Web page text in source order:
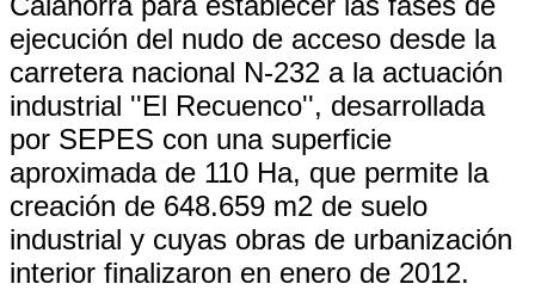
ejecución del nudo de acceso desde la
carretera nacional N-232 a la actuación
industrial ''El Recuenco'', desarrollada
por SEPES con una superficie
aproximada de 110 Ha, que permite la
creación de 648.659 m2 de suelo
industrial y cuyas obras de urbanización
interior finalizaron en enero de 2012.